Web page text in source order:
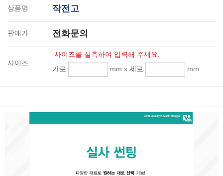
상품명 작전고
판매가 전화문의
사이즈
사이즈를 실측하여 입력해 주세요.
가로
mm x 세로 mm